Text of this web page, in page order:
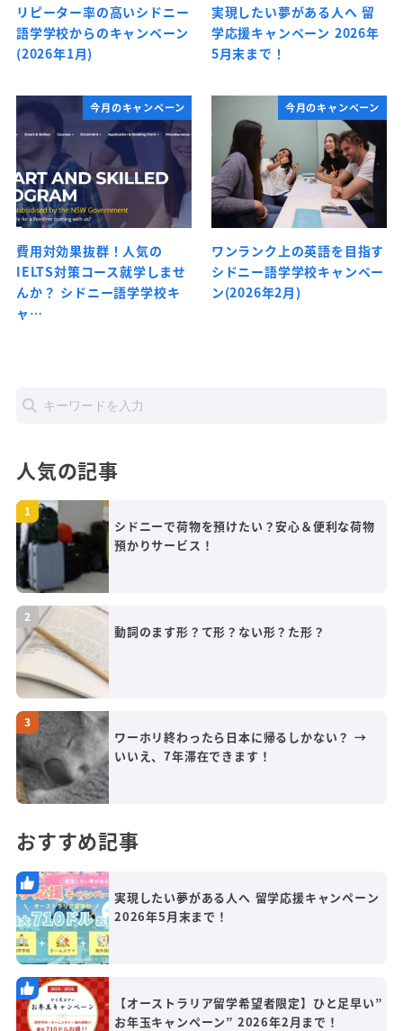
リピーター率の高いシドニー
語学学校からのキャンペーン
(2026年1月)
実現したい夢がある人へ 留
学応援キャンペーン 2026年
5月末まで！
今月のキャンペーン
費用対効果抜群！人気の
IELTS対策コース就学しませ
んか？ シドニー語学学校キ
ャ…
今月のキャンペーン
ワンランク上の英語を目指す
シドニー語学学校キャンペー
ン(2026年2月)
人気の記事
シドニーで荷物を預けたい？安心＆便利な荷物
預かりサービス！
動詞のます形？て形？ない形？た形？
ワーホリ終わったら日本に帰るしかない？ →
いいえ、7年滞在できます！
おすすめ記事
実現したい夢がある人へ 留学応援キャンペーン
2026年5月末まで！
【オーストラリア留学希望者限定】ひと足早い”
お年玉キャンペーン” 2026年2月まで！